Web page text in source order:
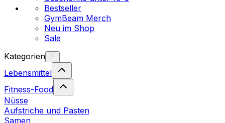
Bestseller
GymBeam Merch
Neu im Shop
Sale
Kategorien
Lebensmittel
Fitness-Food
Nüsse
Aufstriche und Pasten
Samen